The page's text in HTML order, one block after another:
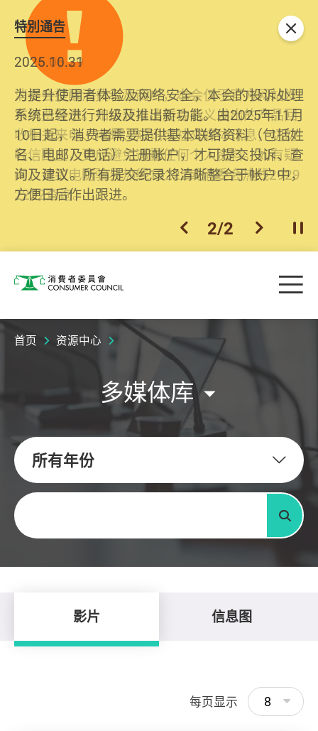
特別通告
2026.06.29
消委会提醒消费者及商户，本会仅于官方网站发
布消费警示。如接获以消委会名义发出的产品回
收相关来电、电邮、短讯或社交媒体讯息，切勿
轻信回应，更应避免透露任何个人资料。如有疑
问，请致电防骗易热线18222或消委会热线2929
2222查询。
2025.10.31
为提升使用者体验及网络安全，本会的投诉处理
系统已经进行升级及推出新功能。由2025年11月
10日起，消费者需要提供基本联络资料（包括姓
名、电邮及电话）注册帐户，才可提交投诉、查
询及建议。所有提交纪录将清晰整合于帐户中，
方便日后作出跟进。
上一个
2/2 下一个开
关闭
消费者委员会 目
首页 资源中心
多媒体库
所有年份
关键字
搜寻
影片 信息图
每页显示 8